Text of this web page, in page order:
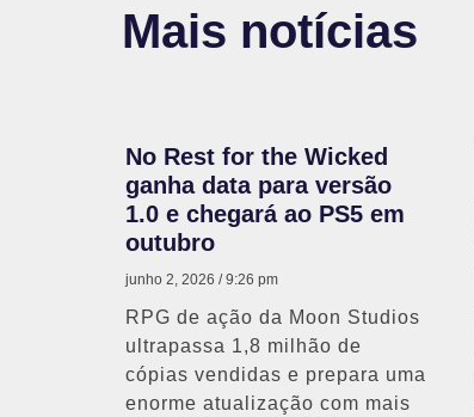
Mais notícias
No Rest for the Wicked
ganha data para versão
1.0 e chegará ao PS5 em
outubro
junho 2, 2026 9:26 pm
RPG de ação da Moon Studios
ultrapassa 1,8 milhão de
cópias vendidas e prepara uma
enorme atualização com mais